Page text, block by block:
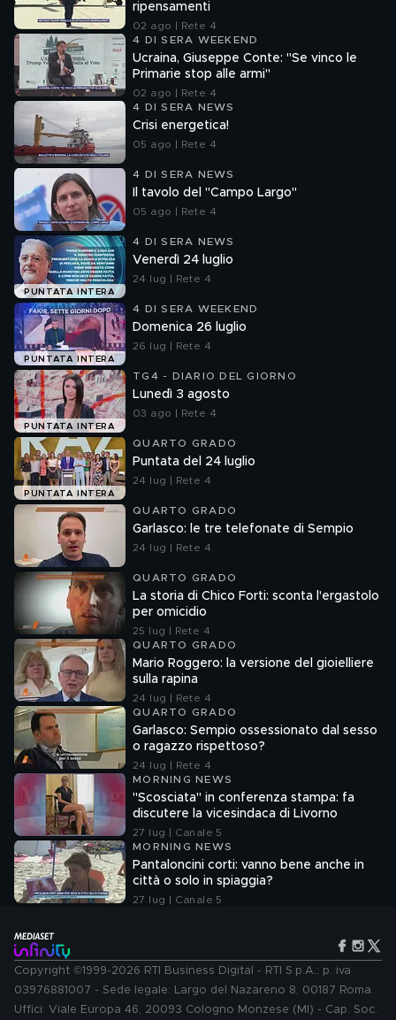
ripensamenti
02 ago | Rete 4
4 DI SERA WEEKEND
Ucraina, Giuseppe Conte: "Se vinco le
Primarie stop alle armi"
02 ago | Rete 4
4 DI SERA NEWS
Crisi energetica!
05 ago | Rete 4
4 DI SERA NEWS
Il tavolo del "Campo Largo"
05 ago | Rete 4
PUNTATA INTERA
4 DI SERA NEWS
Venerdì 24 luglio
24 lug | Rete 4
PUNTATA INTERA
4 DI SERA WEEKEND
Domenica 26 luglio
26 lug | Rete 4
PUNTATA INTERA
TG4 - DIARIO DEL GIORNO
Lunedì 3 agosto
03 ago | Rete 4
PUNTATA INTERA
QUARTO GRADO
Puntata del 24 luglio
24 lug | Rete 4
QUARTO GRADO
Garlasco: le tre telefonate di Sempio
24 lug | Rete 4
QUARTO GRADO
La storia di Chico Forti: sconta l'ergastolo
per omicidio
25 lug | Rete 4
QUARTO GRADO
Mario Roggero: la versione del gioielliere
sulla rapina
24 lug | Rete 4
QUARTO GRADO
Garlasco: Sempio ossessionato dal sesso
o ragazzo rispettoso?
24 lug | Rete 4
MORNING NEWS
"Scosciata" in conferenza stampa: fa
discutere la vicesindaca di Livorno
27 lug | Canale 5
MORNING NEWS
Pantaloncini corti: vanno bene anche in
città o solo in spiaggia?
27 lug | Canale 5
Copyright ©1999-2026 RTI Business Digital - RTI S.p.A.: p. iva
03976881007 - Sede legale: Largo del Nazareno 8, 00187 Roma.
Uffici: Viale Europa 46, 20093 Cologno Monzese (MI) - Cap. Soc.